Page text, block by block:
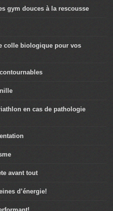
gym douces à la rescousse
colle biologique pour vos
en cas de pathologie
avant tout
d’énergie!